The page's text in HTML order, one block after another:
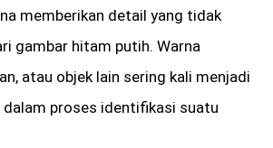
memberikan detail yang tidak
gambar hitam putih. Warna
atau objek lain sering kali menjadi
proses identifikasi suatu